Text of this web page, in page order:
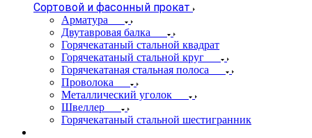
Сортовой и фасонный прокат
Арматура
Двутавровая балка
Горячекатаный стальной квадрат
Горячекатаный стальной круг
Горячекатаная стальная полоса
Проволока
Металлический уголок
Швеллер
Горячекатаный стальной шестигранник